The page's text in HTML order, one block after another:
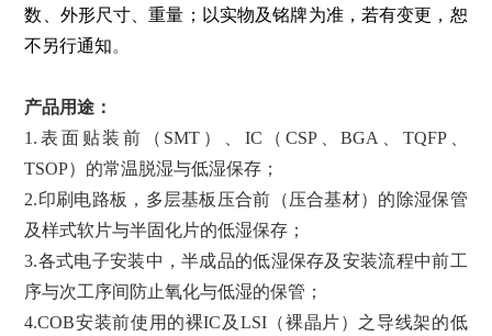
数、外形尺寸、重量；以实物及铭牌为准，若有变更，恕
不另行通知。
产品用途：
1.表面贴装前（SMT）、IC（CSP、BGA、TQFP、
TSOP）的常温脱湿与低湿保存；
2.印刷电路板，多层基板压合前（压合基材）的除湿保管
及样式软片与半固化片的低湿保存；
3.各式电子安装中，半成品的低湿保存及安装流程中前工
序与次工序间防止氧化与低湿的保管；
4.COB安装前使用的裸IC及LSI（裸晶片）之导线架的低